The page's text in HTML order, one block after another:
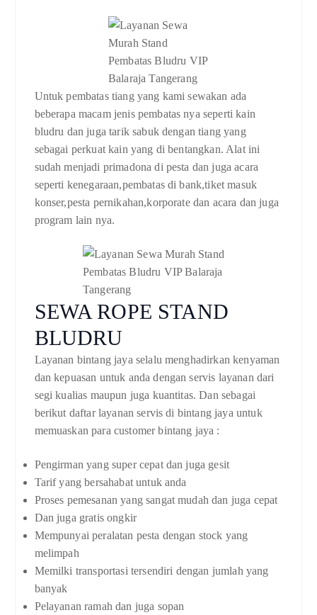
Untuk pembatas tiang yang kami sewakan ada
beberapa macam jenis pembatas nya seperti kain
bludru dan juga tarik sabuk dengan tiang yang
sebagai perkuat kain yang di bentangkan. Alat ini
sudah menjadi primadona di pesta dan juga acara
seperti kenegaraan,pembatas di bank,tiket masuk
konser,pesta pernikahan,korporate dan acara dan juga
program lain nya.
SEWA ROPE STAND
BLUDRU
Layanan bintang jaya selalu menghadirkan kenyaman
dan kepuasan untuk anda dengan servis layanan dari
segi kualias maupun juga kuantitas. Dan sebagai
berikut daftar layanan servis di bintang jaya untuk
memuaskan para customer bintang jaya :
Pengirman yang super cepat dan juga gesit
Tarif yang bersahabat untuk anda
Proses pemesanan yang sangat mudah dan juga cepat
Dan juga gratis ongkir
Mempunyai peralatan pesta dengan stock yang
melimpah
Memilki transportasi tersendiri dengan jumlah yang
banyak
Pelayanan ramah dan juga sopan